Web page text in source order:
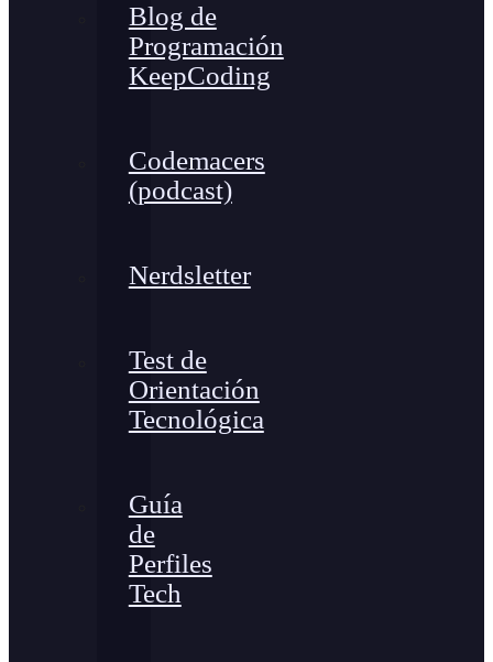
Blog de
Programación
KeepCoding
Codemacers
(podcast)
Nerdsletter
Test de
Orientación
Tecnológica
Guía
de
Perfiles
Tech